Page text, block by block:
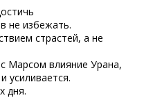
не избежать.
страстей, а не
Марсом влияние Урана,
усиливается.
дня.